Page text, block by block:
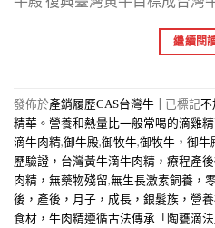
繼續閱
發佈於產銷履歷CAS台灣牛 已標記不
精華。營養和熱量比一般常喝的滴雞精
滴牛肉精,御牛殿,御牧牛,御牧牛，御牛
歷驗證，台灣黃牛滴牛肉精，療程產
肉精，無藥物殘留,無生長激素飼養，
後，產後，月子，成長，銀髮族，營
食材，牛肉精遵循古法傳承「陶甕滴